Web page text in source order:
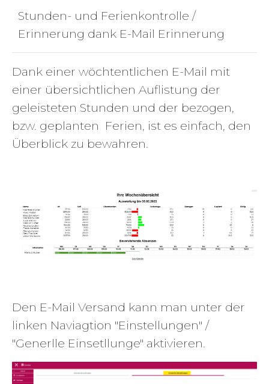
Stunden- und Ferienkontrolle /
Erinnerung dank E-Mail Erinnerung
Dank einer wöchtentlichen E-Mail mit
einer übersichtlichen Auflistung der
geleisteten Stunden und der bezogen,
bzw. geplanten Ferien, ist es einfach, den
Überblick zu bewahren.
Den E-Mail Versand kann man unter der
linken Naviagtion "Einstellungen" /
"Generlle Einsetllunge" aktivieren.